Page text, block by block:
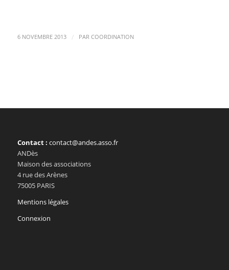
6 NOVEMBRE 2013 / PAR COORDINATION
Contact : contact@andes.asso.fr
ANDès
Maison des associations
4 rue des Arènes
75005 PARIS
Mentions légales
Connexion